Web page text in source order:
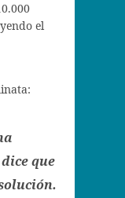
el
que